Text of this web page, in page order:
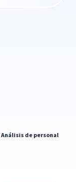
Análisis de personal